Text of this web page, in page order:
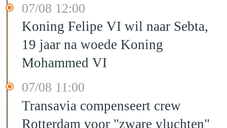
07/08 12:00
Koning Felipe VI wil naar Sebta,
19 jaar na woede Koning
Mohammed VI
07/08 11:00
Transavia compenseert crew
Rotterdam voor "zware vluchten"